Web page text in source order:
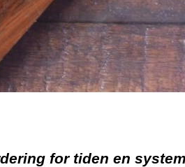
for tiden en